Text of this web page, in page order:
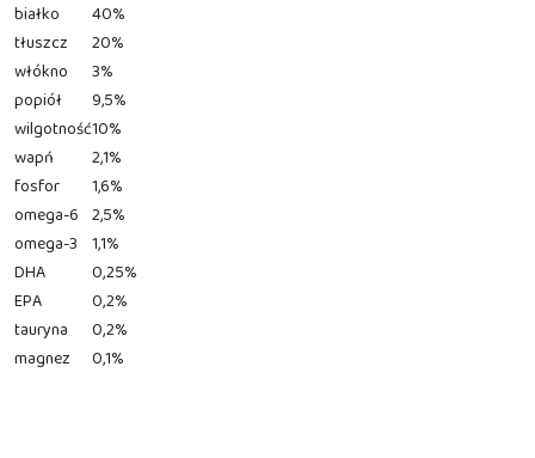
białko
40%
tłuszcz
20%
włókno
3%
popiół
9,5%
wilgotność10%
wapń
2,1%
fosfor
1,6%
omega-6 2,5%
omega-3 1,1%
DHA
0,25%
EPA
0,2%
tauryna
0,2%
magnez
0,1%